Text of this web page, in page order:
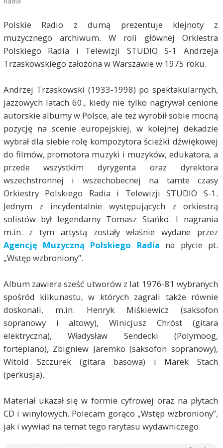
Polskie Radio z dumą prezentuje klejnoty z
muzycznego archiwum. W roli głównej Orkiestra
Polskiego Radia i Telewizji STUDIO S-1 Andrzeja
Trzaskowskiego założona w Warszawie w 1975 roku.
Andrzej Trzaskowski (1933-1998) po spektakularnych,
jazzowych latach 60., kiedy nie tylko nagrywał cenione
autorskie albumy w Polsce, ale też wyrobił sobie mocną
pozycję na scenie europejskiej, w kolejnej dekadzie
wybrał dla siebie rolę kompozytora ścieżki dźwiękowej
do filmów, promotora muzyki i muzyków, edukatora, a
przede wszystkim dyrygenta oraz dyrektora
wszechstronnej i wszechobecnej na tamte czasy
Orkiestry Polskiego Radia i Telewizji STUDIO S-1.
Jednym z incydentalnie występujących z orkiestrą
solistów był legendarny Tomasz Stańko. I nagrania
m.in. z tym artystą zostały właśnie wydane przez
Agencję Muzyczną Polskiego Radia na płycie pt.
„Wstęp wzbroniony”.
Album zawiera sześć utworów z lat 1976-81 wybranych
spośród kilkunastu, w których zagrali także równie
doskonali, m.in. Henryk Miśkiewicz (saksofon
sopranowy i altowy), Winicjusz Chróst (gitara
elektryczna), Władysław Sendecki (Polymoog,
fortepiano), Zbigniew Jaremko (saksofon sopranowy),
Witold Szczurek (gitara basowa) i Marek Stach
(perkusja).
Materiał ukazał się w formie cyfrowej oraz na płytach
CD i winylowych. Polecam gorąco „Wstęp wzbroniony”,
jak i wywiad na temat tego rarytasu wydawniczego.